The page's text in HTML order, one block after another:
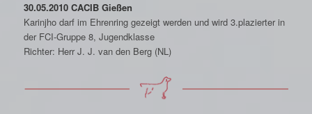
30.05.2010 CACIB Gießen
Karinjho darf im Ehrenring gezeigt werden und wird 3.plazierter in
der FCI-Gruppe 8, Jugendklasse
Richter: Herr J. J. van den Berg (NL)